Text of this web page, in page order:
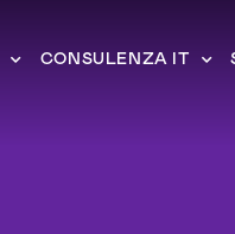
CONSULENZA IT